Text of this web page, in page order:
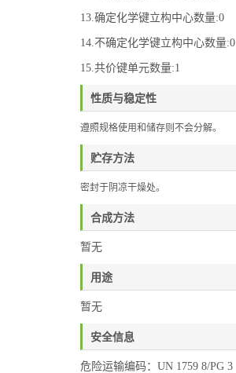
13.确定化学键立构中心数量:0
14.不确定化学键立构中心数量:0
15.共价键单元数量:1
性质与稳定性
遵照规格使用和储存则不会分解。
贮存方法
密封于阴凉干燥处。
合成方法
暂无
用途
暂无
安全信息
危险运输编码：UN 1759 8/PG 3